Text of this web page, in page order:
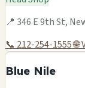
📍 346 E 9th St,
📞 212-254-1555🌐
Blue Nile